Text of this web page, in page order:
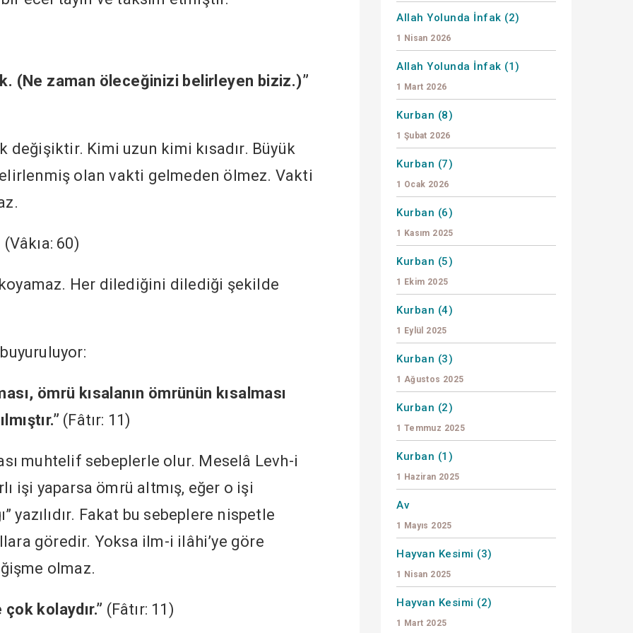
(Ne zaman öleceğinizi belirleyen biziz.)”
değişiktir. Kimi uzun kimi kısadır. Büyük
olan vakti gelmeden ölmez. Vakti
(Vâkıa: 60)
Her dilediğini dilediği şekilde
ömrü kısalanın ömrünün kısalması
(Fâtır: 11)
muhtelif sebeplerle olur. Meselâ Levh-i
işi yaparsa ömrü altmış, eğer o işi
yazılıdır. Fakat bu sebeplere nispetle
göredir. Yoksa ilm-i ilâhi’ye göre
olmaz.
kolaydır.” (Fâtır: 11)
Allah Yolunda İnfak (2)
1 Nisan 2026
Allah Yolunda İnfak (1)
1 Mart 2026
Kurban (8)
1 Şubat 2026
Kurban (7)
1 Ocak 2026
Kurban (6)
1 Kasım 2025
Kurban (5)
1 Ekim 2025
Kurban (4)
1 Eylül 2025
Kurban (3)
1 Ağustos 2025
Kurban (2)
1 Temmuz 2025
Kurban (1)
1 Haziran 2025
Av
1 Mayıs 2025
Hayvan Kesimi (3)
1 Nisan 2025
Hayvan Kesimi (2)
1 Mart 2025